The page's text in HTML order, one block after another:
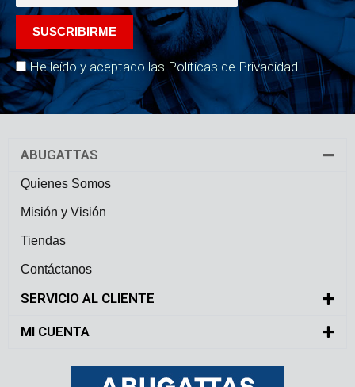
He leído y aceptado las Políticas de Privacidad
ABUGATTAS
Quienes Somos
Misión y Visión
Tiendas
Contáctanos
SERVICIO AL CLIENTE
MI CUENTA